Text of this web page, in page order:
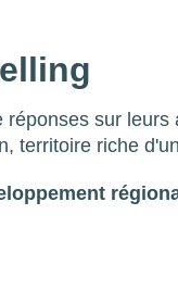
réponses sur
territoire riche